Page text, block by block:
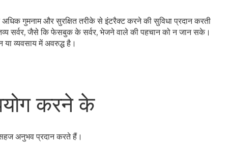
गुमनाम और सुरक्षित तरीके से इंटरैक्ट करने की सुविधा प्रदान करती
सर्वर, जैसे कि फेसबुक के सर्वर, भेजने वाले की पहचान को न जान सके।
व्यवसाय में अवरुद्ध है।
करने के
अनुभव प्रदान करते हैं।